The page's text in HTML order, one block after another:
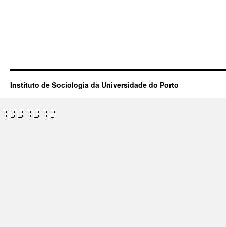
Instituto de Sociologia da Universidade do Porto